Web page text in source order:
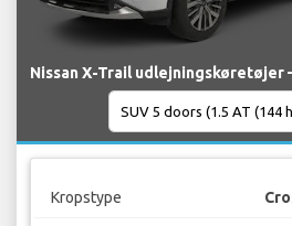
Nissan X-Trail udlejningskøretøjer
Kropstype